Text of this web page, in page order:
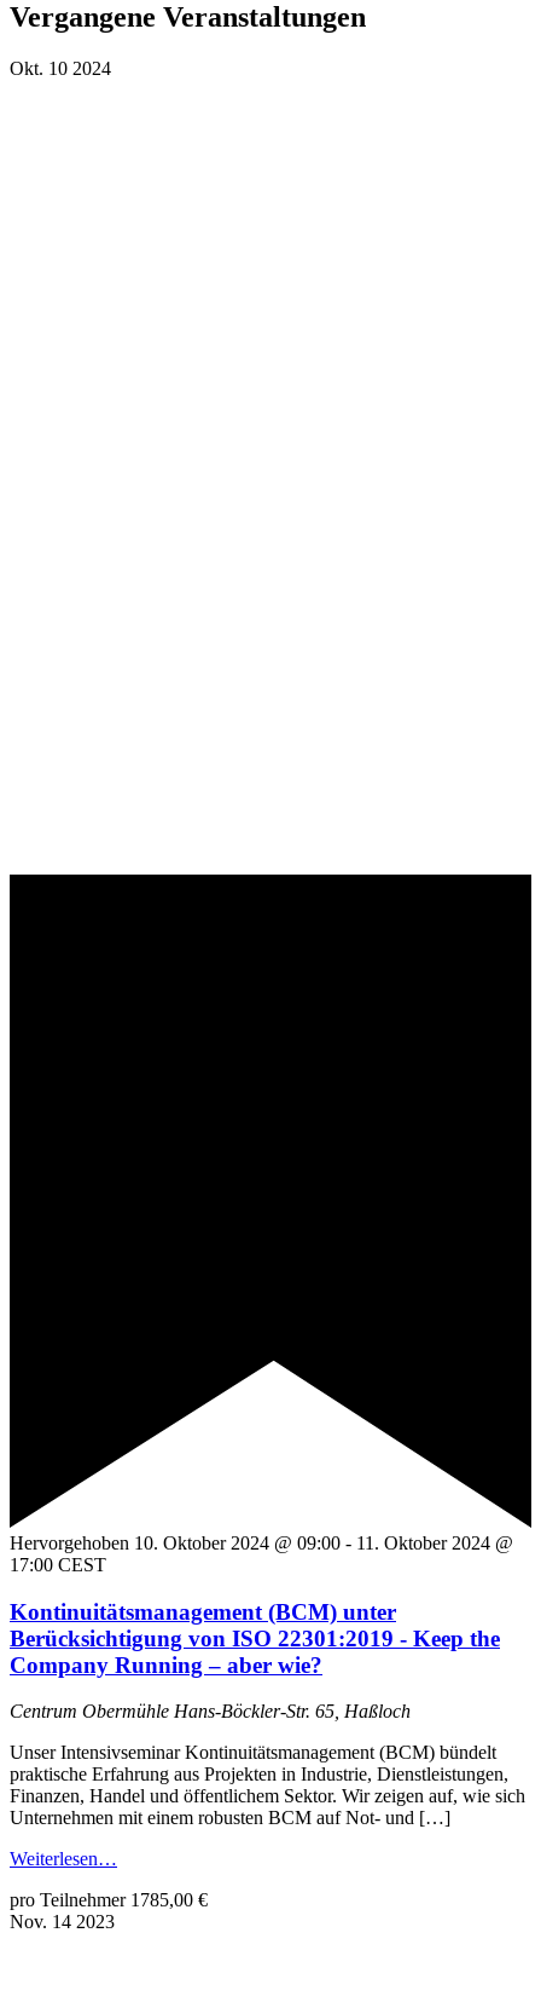
Vergangene Veranstaltungen
Okt. 10 2024
Hervorgehoben 10. Oktober 2024 @ 09:00 - 11. Oktober 2024 @
17:00 CEST
Kontinuitätsmanagement (BCM) unter
Berücksichtigung von ISO 22301:2019 - Keep the
Company Running – aber wie?
Centrum Obermühle Hans-Böckler-Str. 65, Haßloch
Unser Intensivseminar Kontinuitätsmanagement (BCM) bündelt
praktische Erfahrung aus Projekten in Industrie, Dienstleistungen,
Finanzen, Handel und öffentlichem Sektor. Wir zeigen auf, wie sich
Unternehmen mit einem robusten BCM auf Not- und […]
Weiterlesen…
pro Teilnehmer 1785,00 €
Nov. 14 2023